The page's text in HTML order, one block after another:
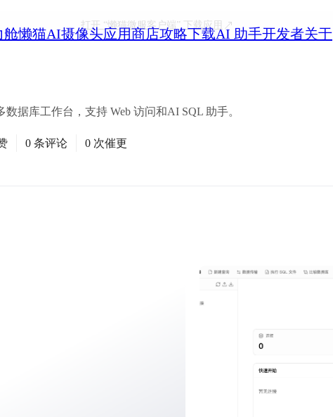
舱懒猫AI摄像头应用商店攻略下载AI 助手开发者关于
打开 “懒猫微服客户端”下载应用
据库工作台，支持 Web 访问和AI SQL 助手。
0 条评论 0 次催更